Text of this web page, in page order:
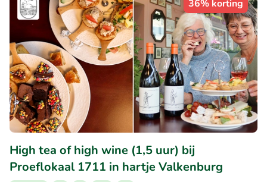
36% korting
High tea of high wine (1,5 uur) bij
Proeflokaal 1711 in hartje Valkenburg